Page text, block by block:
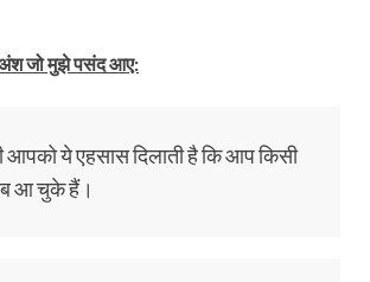
जो मुझे पसंद आए:
आपको ये एहसास दिलाती है कि आप किसी
आ चुके हैं।